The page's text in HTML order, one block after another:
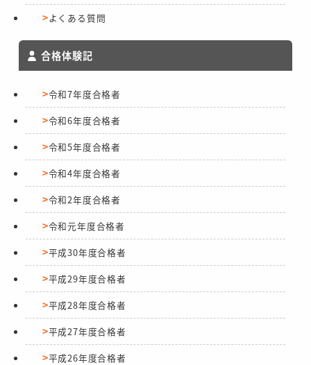
よくある質問
合格体験記
令和7年度合格者
令和6年度合格者
令和5年度合格者
令和4年度合格者
令和2年度合格者
令和元年度合格者
平成30年度合格者
平成29年度合格者
平成28年度合格者
平成27年度合格者
平成26年度合格者